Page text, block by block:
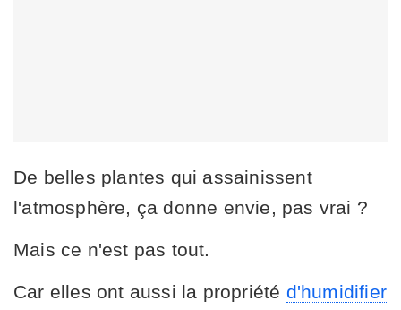
De belles plantes qui assainissent
l'atmosphère, ça donne envie, pas vrai ?
Mais ce n'est pas tout.
Car elles ont aussi la propriété d'humidifier